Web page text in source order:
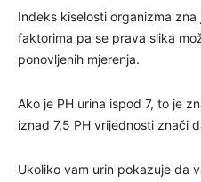
Indeks kiselosti organizma
faktorima pa se prava slika
ponovljenih mjerenja.
Ako je PH urina ispod 7, to je
iznad 7,5 PH vrijednosti znači
Ukoliko vam urin pokazuje da